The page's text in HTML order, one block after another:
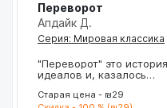
Переворот
Апдайк Д.
Серия: Мировая классика
"Переворот" это
идеалов и, казалось…
Старая цена - ₪29